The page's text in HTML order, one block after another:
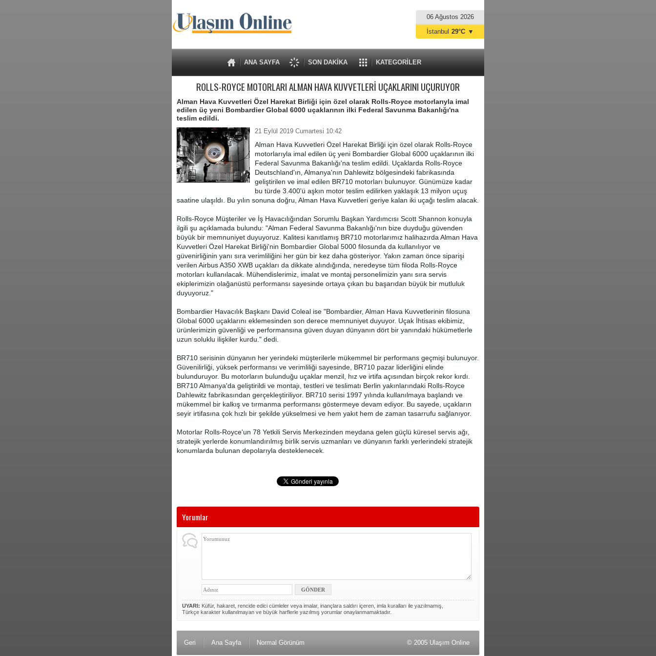
06 Ağustos 2026
ANA SAYFA SON DAKİKA KATEGORİLER
İstanbul 29°C ▼
ROLLS-ROYCE MOTORLARI ALMAN HAVA KUVVETLERİ UÇAKLARINI UÇURUYOR
Alman Hava Kuvvetleri Özel Harekat Birliği için özel olarak Rolls-Royce motorlarıyla imal
edilen üç yeni Bombardier Global 6000 uçaklarının ilki Federal Savunma Bakanlığı'na
teslim edildi.
21 Eylül 2019 Cumartesi 10:42
Alman Hava Kuvvetleri Özel Harekat Birliği için özel olarak Rolls-Royce
motorlarıyla imal edilen üç yeni Bombardier Global 6000 uçaklarının ilki
Federal Savunma Bakanlığı'na teslim edildi. Uçaklarda Rolls-Royce
Deutschland'ın, Almanya'nın Dahlewitz bölgesindeki fabrikasında
geliştirilen ve imal edilen BR710 motorları bulunuyor. Günümüze kadar
bu türde 3.400'ü aşkın motor teslim edilirken yaklaşık 13 milyon uçuş
saatine ulaşıldı. Bu yılın sonuna doğru, Alman Hava Kuvvetleri geriye kalan iki uçağı teslim alacak.
Rolls-Royce Müşteriler ve İş Havacılığından Sorumlu Başkan Yardımcısı Scott Shannon konuyla
ilgili şu açıklamada bulundu: "Alman Federal Savunma Bakanlığı'nın bize duyduğu güvenden
büyük bir memnuniyet duyuyoruz. Kalitesi kanıtlamış BR710 motorlarımız halihazırda Alman Hava
Kuvvetleri Özel Harekat Birliği'nin Bombardier Global 5000 filosunda da kullanılıyor ve
güvenirliğinin yanı sıra verimliliğini her gün bir kez daha gösteriyor. Yakın zaman önce siparişi
verilen Airbus A350 XWB uçakları da dikkate alındığında, neredeyse tüm filoda Rolls-Royce
motorları kullanılacak. Mühendislerimiz, imalat ve montaj personelimizin yanı sıra servis
ekiplerimizin olağanüstü performansı sayesinde ortaya çıkan bu başarıdan büyük bir mutluluk
duyuyoruz."
Bombardier Havacılık Başkanı David Coleal ise "Bombardier, Alman Hava Kuvvetlerinin filosuna
Global 6000 uçaklarını eklemesinden son derece memnuniyet duyuyor. Uçak İhtisas ekibimiz,
ürünlerimizin güvenliği ve performansına güven duyan dünyanın dört bir yanındaki hükümetlerle
uzun soluklu ilişkiler kurdu." dedi.
BR710 serisinin dünyanın her yerindeki müşterilerle mükemmel bir performans geçmişi bulunuyor.
Güvenilirliği, yüksek performansı ve verimliliği sayesinde, BR710 pazar liderliğini elinde
bulunduruyor. Bu motorların bulunduğu uçaklar menzil, hız ve irtifa açısından birçok rekor kırdı.
BR710 Almanya'da geliştirildi ve montajı, testleri ve teslimatı Berlin yakınlarındaki Rolls-Royce
Dahlewitz fabrikasından gerçekleştiriliyor. BR710 serisi 1997 yılında kullanılmaya başlandı ve
mükemmel bir kalkış ve tırmanma performansı göstermeye devam ediyor. Bu sayede, uçakların
seyir irtifasına çok hızlı bir şekilde yükselmesi ve hem yakıt hem de zaman tasarrufu sağlanıyor.
Motorlar Rolls-Royce'un 78 Yetkili Servis Merkezinden meydana gelen güçlü küresel servis ağı,
stratejik yerlerde konumlandırılmış birlik servis uzmanları ve dünyanın farklı yerlerindeki stratejik
konumlarda bulunan depolarıyla desteklenecek.
Yorumlar
UYARI: Küfür, hakaret, rencide edici cümleler veya imalar, inançlara saldırı içeren, imla kuralları ile yazılmamış,
Türkçe karakter kullanılmayan ve büyük harflerle yazılmış yorumlar onaylanmamaktadır.
Geri Ana Sayfa Normal Görünüm © 2005 Ulaşım Online